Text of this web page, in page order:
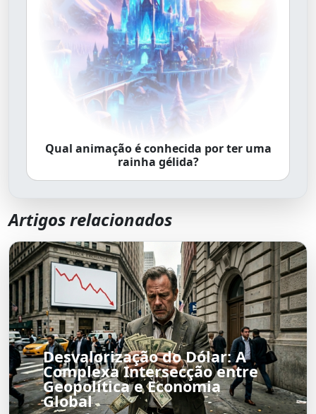
Qual animação é conhecida por ter uma
rainha gélida?
Artigos relacionados
Desvalorização do Dólar: A
Complexa Intersecção entre
Geopolítica e Economia
Global